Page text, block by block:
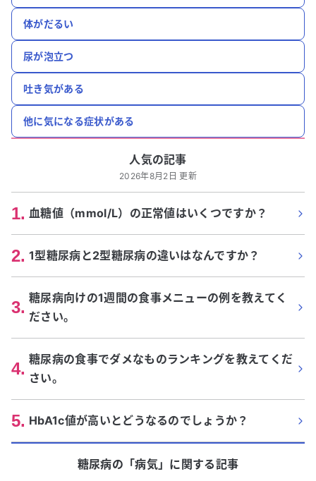
体がだるい
尿が泡立つ
吐き気がある
他に気になる症状がある
人気の記事
2026年8月2日 更新
1. 血糖値（mmol/L）の正常値はいくつですか？
2. 1型糖尿病と2型糖尿病の違いはなんですか？
3. 糖尿病向けの1週間の食事メニューの例を教えてく
ださい。
4. 糖尿病の食事でダメなものランキングを教えてくだ
さい。
5. HbA1c値が高いとどうなるのでしょうか？
糖尿病の「病気」に関する記事